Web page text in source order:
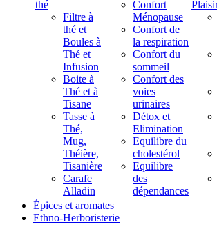
thé
Filtre à
thé et
Boules à
Thé et
Infusion
Boite à
Thé et à
Tisane
Tasse à
Thé,
Mug,
Théière,
Tisanière
Carafe
Alladin
Confort
Ménopause
Confort de
la respiration
Confort du
sommeil
Confort des
voies
urinaires
Détox et
Elimination
Equilibre du
cholestérol
Equilibre
des
dépendances
Épices et aromates
Ethno-Herboristerie